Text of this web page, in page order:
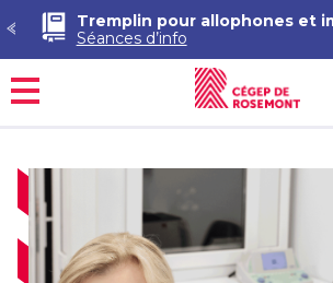
Tremplin pour allophones et
Séances d’info
Menu